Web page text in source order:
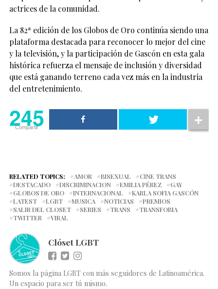
actrices de la comunidad.
La 82ª edición de los Globos de Oro continúa siendo una
plataforma destacada para reconocer lo mejor del cine
y la televisión, y la participación de Gascón en esta gala
histórica refuerza el mensaje de inclusión y diversidad
que está ganando terreno cada vez más en la industria
del entretenimiento.
245
Compartir
RELATED TOPICS: AMOR BISEXUAL
CINE TRANS
DESTACADO
DISCRIMINACION EMILIA PÉREZ
GAY
GLOBOS DE ORO
INTERNACIONAL
KARLA SOFIA GASCÓN
LATEST
LGBT MUSICA NOTICIAS
PREMIOS
SALIR DEL CLOSET
SERIES TRANS
TRANSFOBIA
TWITTER
VIRAL
Clóset LGBT
Somos la página LGBT con más seguidores de Latinoamérica.
Un espacio para ser tú mismo.